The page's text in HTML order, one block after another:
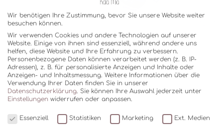
Wir benötigen Ihre Zustimmung, bevor Sie unsere Website weiter
besuchen können.
Wir verwenden Cookies und andere Technologien auf unserer
Website. Einige von ihnen sind essenziell, während andere uns
helfen, diese Website und Ihre Erfahrung zu verbessern.
Personenbezogene Daten können verarbeitet werden (z. B. IP-
Adressen), z. B. für personalisierte Anzeigen und Inhalte oder
Anzeigen- und Inhaltsmessung. Weitere Informationen über die
Verwendung Ihrer Daten finden Sie in unserer
Datenschutzerklärung Sie können Ihre Auswahl jederzeit unter
Einstellungen widerrufen oder anpassen.
Essenziell Statistiken Marketing Ext. Medien